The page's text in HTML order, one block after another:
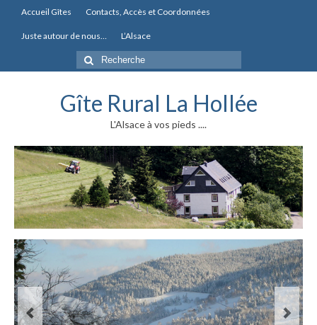
Accueil Gîtes Contacts, Accès et Coordonnées
Juste autour de nous… L’Alsace
Rechercher
:
Gîte Rural La Hollée
L'Alsace à vos pieds ....